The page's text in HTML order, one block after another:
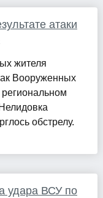
атаки
жителя
Вооруженных
обстрелу.
удара ВСУ по